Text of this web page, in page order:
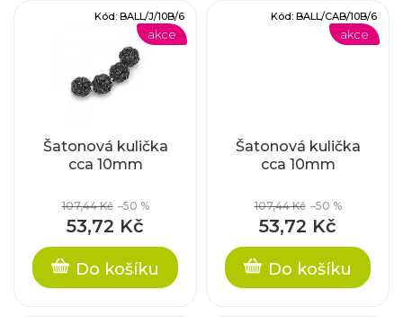
akce
Šatonová kulička
cca 10mm
107,44 Kč –50 %
53,72 Kč
Do košíku
Kód: BALL/J/10B/6
akce
Šatonová kulička
cca 10mm
107,44 Kč –50 %
53,72 Kč
Do košíku
Kód: BALL/CAB/10B/6